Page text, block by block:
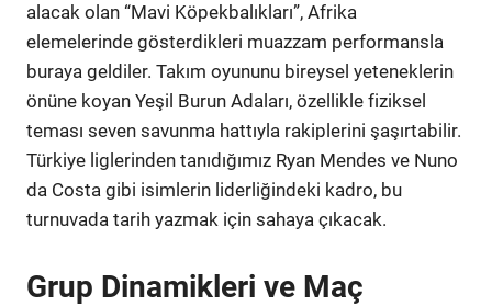
alacak olan “Mavi Köpekbalıkları”, Afrika
elemelerinde gösterdikleri muazzam performansla
buraya geldiler. Takım oyununu bireysel yeteneklerin
önüne koyan Yeşil Burun Adaları, özellikle fiziksel
teması seven savunma hattıyla rakiplerini şaşırtabilir.
Türkiye liglerinden tanıdığımız Ryan Mendes ve Nuno
da Costa gibi isimlerin liderliğindeki kadro, bu
turnuvada tarih yazmak için sahaya çıkacak.
Grup Dinamikleri ve Maç